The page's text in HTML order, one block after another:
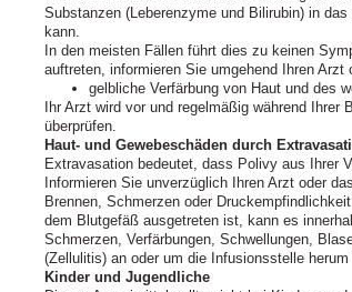
Substanzen (Leberenzyme und Bilirubin) in
kann.
In den meisten Fällen führt dies zu keinen
auftreten, informieren Sie umgehend Ihren
gelbliche Verfärbung von Haut und des
Ihr Arzt wird vor und regelmäßig während Ihrer
überprüfen.
Haut- und Gewebeschäden durch
Extravasation bedeutet, dass Polivy aus Ihrer
Informieren Sie unverzüglich Ihren Arzt oder
Brennen, Schmerzen oder
dem Blutgefäß ausgetreten ist, kann es
Schmerzen, Verfärbungen, Schwellungen,
(Zellulitis) an oder um die Infusionsstelle herum
Kinder und Jugendliche